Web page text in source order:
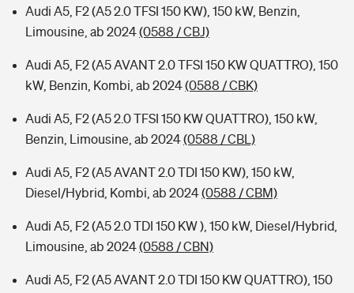
Audi A5, F2 (A5 2.0 TFSI 150 KW), 150 kW, Benzin,
Limousine, ab 2024(0588 / CBJ)
Audi A5, F2 (A5 AVANT 2.0 TFSI 150 KW QUATTRO), 150
kW, Benzin, Kombi, ab 2024(0588 / CBK)
Audi A5, F2 (A5 2.0 TFSI 150 KW QUATTRO), 150 kW,
Benzin, Limousine, ab 2024(0588 / CBL)
Audi A5, F2 (A5 AVANT 2.0 TDI 150 KW), 150 kW,
Diesel/Hybrid, Kombi, ab 2024(0588 / CBM)
Audi A5, F2 (A5 2.0 TDI 150 KW ), 150 kW, Diesel/Hybrid,
Limousine, ab 2024(0588 / CBN)
Audi A5, F2 (A5 AVANT 2.0 TDI 150 KW QUATTRO), 150